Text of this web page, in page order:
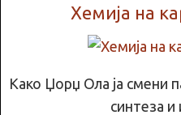
Хемија на
Како Џорџ Ола ја смени
синтеза и